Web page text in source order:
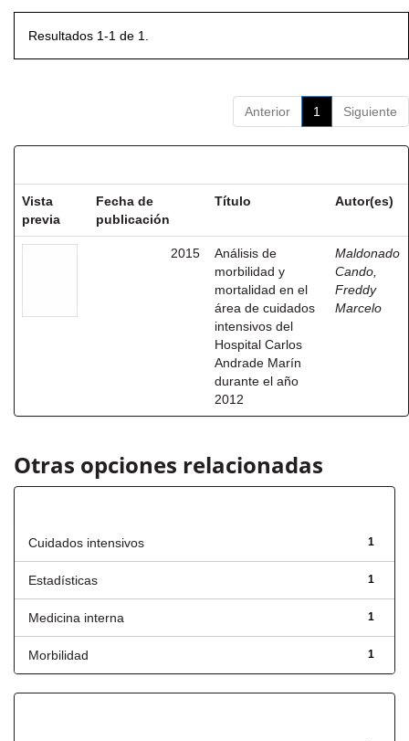
Resultados 1-1 de 1.
Anterior 1 Siguiente
Vista
previa
Fecha de
publicación
Título Autor(es)
2015
Análisis de
morbilidad y
mortalidad en el
área de cuidados
intensivos del
Hospital Carlos
Andrade Marín
durante el año
2012
Maldonado
Cando,
Freddy
Marcelo
Otras opciones relacionadas
1
Cuidados intensivos
1
Estadísticas
1
Medicina interna
1
Morbilidad